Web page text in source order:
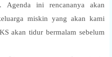
Agenda ini rencananya akan
miskin yang akan kami
akan tidur bermalam sebelum